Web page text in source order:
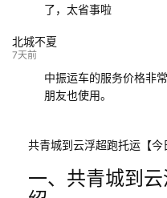
了，太省事啦
北城不夏
7天前
中振运车的服务价格非
朋友也使用。
共青城到云浮超跑托运【今
一、共青城到